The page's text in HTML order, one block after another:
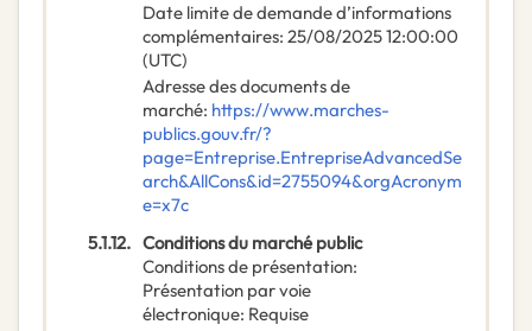
Date limite de demande d’informations
complémentaires: 25/08/202512:00:00
(UTC)
Adresse des documents de
marché: https://www.marches-
publics.gouv.fr/?
page=Entreprise.EntrepriseAdvancedSe
arch&AllCons&id=2755094&orgAcronym
e=x7c
5.1.12. Conditions du marché public
Conditions de présentation:
Présentation par voie
électronique: Requise